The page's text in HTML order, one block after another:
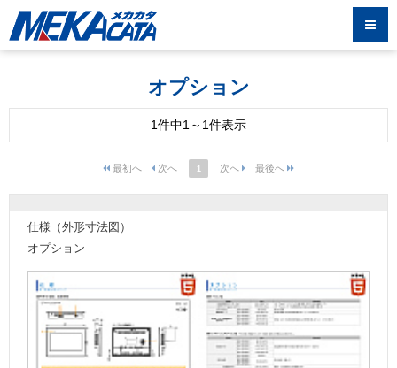
オプション
1件中1～1件表示
1
仕様（外形寸法図）
オプション